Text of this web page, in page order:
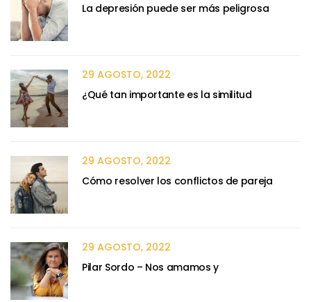
La depresión puede ser más peligrosa
29 AGOSTO, 2022
¿Qué tan importante es la similitud
29 AGOSTO, 2022
Cómo resolver los conflictos de pareja
29 AGOSTO, 2022
Pilar Sordo – Nos amamos y